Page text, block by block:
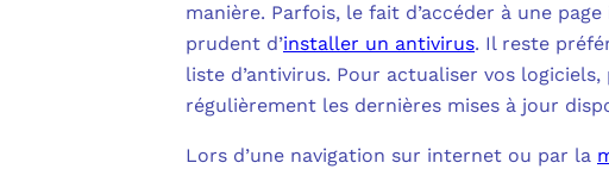
manière. Parfois, le fait d’accéder à une
prudent d’installer un antivirus. Il reste
liste d’antivirus. Pour actualiser vos
régulièrement les dernières mises à jour
Lors d’une navigation sur internet ou par la